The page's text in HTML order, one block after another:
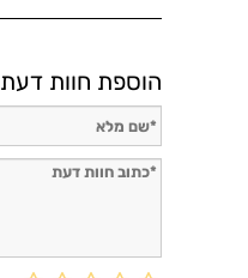
הוספת חוות דעת